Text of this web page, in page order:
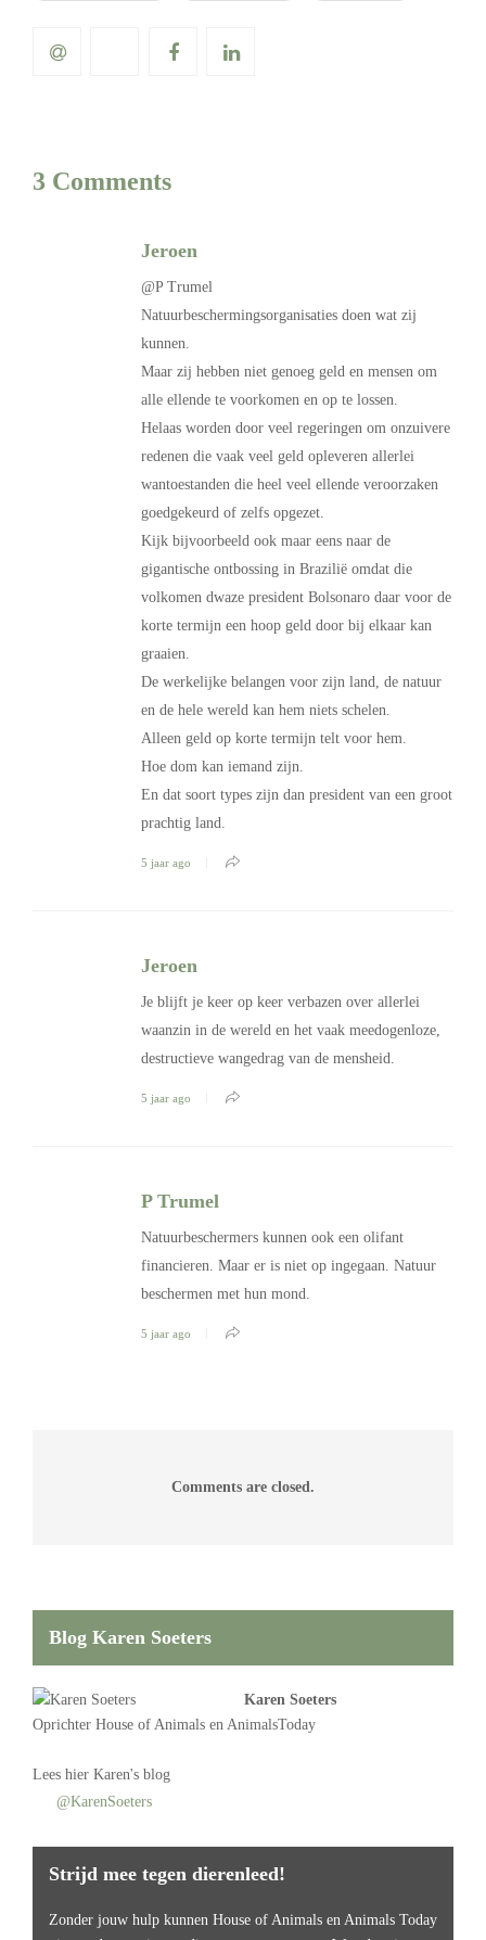
3 Comments
Jeroen
@P Trumel
Natuurbeschermingsorganisaties doen wat zij
kunnen.
Maar zij hebben niet genoeg geld en mensen om
alle ellende te voorkomen en op te lossen.
Helaas worden door veel regeringen om onzuivere
redenen die vaak veel geld opleveren allerlei
wantoestanden die heel veel ellende veroorzaken
goedgekeurd of zelfs opgezet.
Kijk bijvoorbeeld ook maar eens naar de
gigantische ontbossing in Brazilië omdat die
volkomen dwaze president Bolsonaro daar voor de
korte termijn een hoop geld door bij elkaar kan
graaien.
De werkelijke belangen voor zijn land, de natuur
en de hele wereld kan hem niets schelen.
Alleen geld op korte termijn telt voor hem.
Hoe dom kan iemand zijn.
En dat soort types zijn dan president van een groot
prachtig land.
5 jaar ago
Jeroen
Je blijft je keer op keer verbazen over allerlei
waanzin in de wereld en het vaak meedogenloze,
destructieve wangedrag van de mensheid.
5 jaar ago
P Trumel
Natuurbeschermers kunnen ook een olifant
financieren. Maar er is niet op ingegaan. Natuur
beschermen met hun mond.
5 jaar ago
Comments are closed.
Blog Karen Soeters
Karen Soeters
Oprichter House of Animals en AnimalsToday
Lees hier Karen's blog
@KarenSoeters
Strijd mee tegen dierenleed!
Zonder jouw hulp kunnen House of Animals en Animals Today